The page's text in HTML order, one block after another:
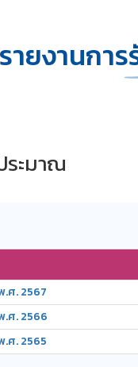
รายงานกา
ระมาณ
.ศ. 2567
.ศ. 2566
.ศ. 2565